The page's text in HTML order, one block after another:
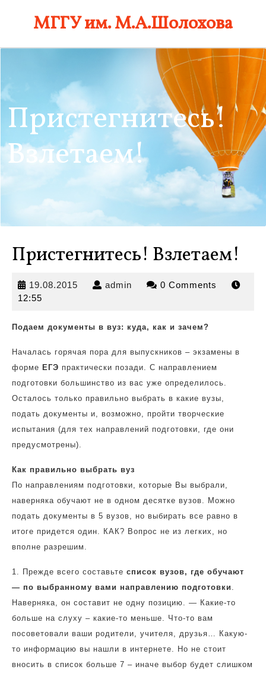
МГГУ им. М.А.Шолохова
Пристегнитесь!
Взлетаем!
Пристегнитесь! Взлетаем!
19.08.2015 19.08.2015
admin admin 0 Comments
12:55
Подаем документы в вуз: куда, как и зачем?
Началась горячая пора для выпускников – экзамены в
форме ЕГЭ практически позади. С направлением
подготовки большинство из вас уже определилось.
Осталось только правильно выбрать в какие вузы,
подать документы и, возможно, пройти творческие
испытания (для тех направлений подготовки, где они
предусмотрены).
Как правильно выбрать вуз
По направлениям подготовки, которые Вы выбрали,
наверняка обучают не в одном десятке вузов. Можно
подать документы в 5 вузов, но выбирать все равно в
итоге придется один. КАК? Вопрос не из легких, но
вполне разрешим.
1. Прежде всего составьте список вузов, где обучают
— по выбранному вами направлению подготовки .
Наверняка, он составит не одну позицию. — Какие-то
больше на слуху – какие-то меньше. Что-то вам
посоветовали ваши родители, учителя, друзья… Какую-
то информацию вы нашли в интернете. Но не стоит
вносить в список больше 7 – иначе выбор будет слишком